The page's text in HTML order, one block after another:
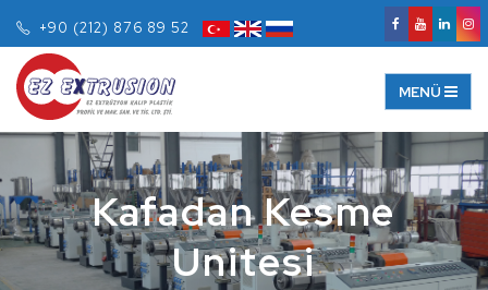
+90 (212) 876 89 52
Kafadan Kesme
Unitesi